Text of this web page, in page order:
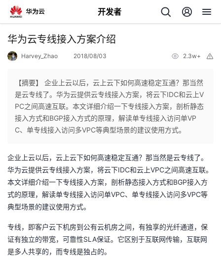
开发者
返
个
主
页
的
开
者
华为云专线接入方案介绍
Harvey_Zhao 2018/08/03 2.3w+
【摘要】 企业上云以后，云上云下如何高速稳定互通？那当然
是云专线了。华为云提供云专线接入方案，将云下IDC和云上V
PC之间高速互联。本文详细介绍一下专线接入方案，剖析静态
接入方式和BGP接入方式的原理，解读单专线接入访问单VP
C、单专线接入访问多VPC等典型场景的建议使用方式。
企业上云以后，云上云下如何高速稳定互通？那当然是云专线了。
华为云提供云专线接入方案，将云下IDC和云上VPC之间高速互联。
本文详细介绍一下专线接入方案，剖析静态接入方式和 BGP接入方
式的原理，解读单专线接入访问单VPC、单专线接入访问多VPC等
典型场景的建议使用方式。
专线，即客户云下机房到公有云机房之间，有独享的光纤通道，保
证有独立的带宽，可靠性SLA保证。它区别于互联网传输，互联网
是多人共享的，而专线是独占的。